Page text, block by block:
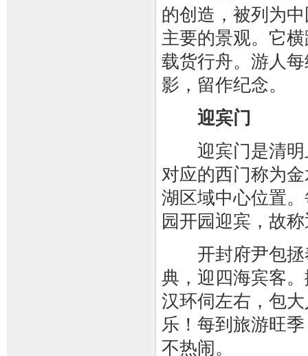
的创造，被列为
主要的景观。它
载货行舟。游人
影，留作纪念。
迎宾门
迎宾门是清明
对应的西门称为
湖区域中心位置
园开园迎宾，故
开封府尹包拯
典，迎四海宾客
汉环伺左右，包
乐！每到旅游旺
不热闹。